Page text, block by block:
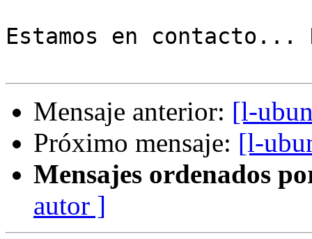
Estamos en contacto...
Mensaje anterior: [l-
Próximo mensaje: [l-
Mensajes ordenados
autor ]